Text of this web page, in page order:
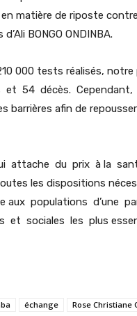
matière de riposte
BONGO ONDINBA.
000 tests réalisés,
54 décès. Cependant,
barrières afin de
attache du prix à la
les dispositions
aux populations d’une
et sociales les plus
échange Rose Christiane